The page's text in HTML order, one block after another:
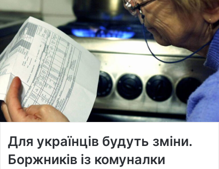
Для українців будуть зміни.
Боржників із комуналки